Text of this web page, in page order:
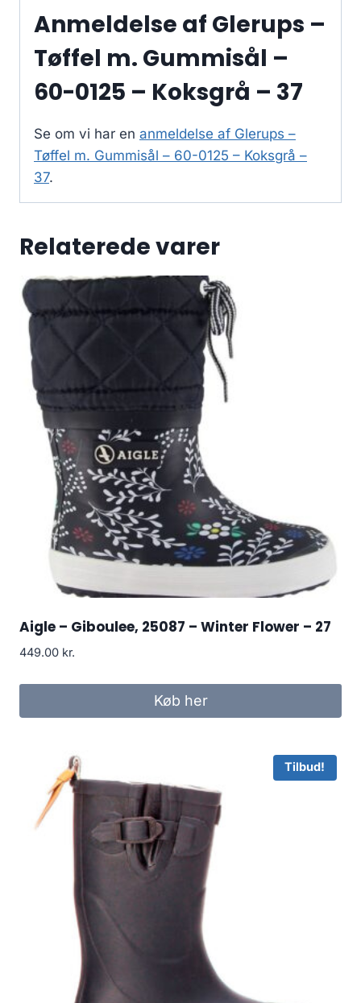
Anmeldelse af Glerups –
Tøffel m. Gummisål –
60-0125 – Koksgrå – 37
Se om vi har en anmeldelse af Glerups –
Tøffel m. Gummisål – 60-0125 – Koksgrå –
37.
Relaterede varer
Aigle – Giboulee, 25087 – Winter Flower – 27
449.00 kr.
Køb her
Tilbud!